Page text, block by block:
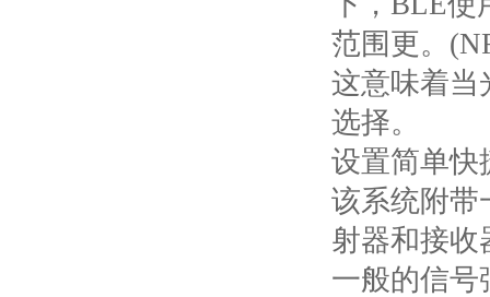
范围更。
这意味着当
选择。
设置简单快
该系统附带
射器和接收
一般的信号